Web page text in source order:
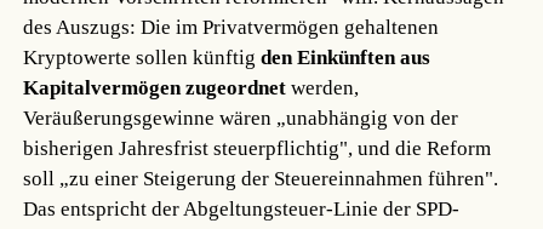
des Auszugs: Die im Privatvermögen gehaltenen
Kryptowerte sollen künftigden Einkünften aus
Kapitalvermögen zugeordnet werden,
Veräußerungsgewinne wären „unabhängig von der
bisherigen Jahresfrist steuerpflichtig", und die Reform
soll „zu einer Steigerung der Steuereinnahmen führen".
Das entspricht der Abgeltungsteuer-Linie der SPD-